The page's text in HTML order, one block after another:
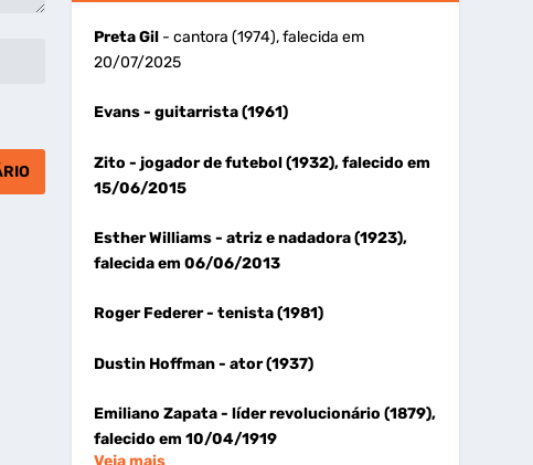
Preta Gil- cantora (1974), falecida em
20/07/2025
Evans- guitarrista (1961)
Zito - jogador de futebol (1932), falecido em
15/06/2015
Esther Williams- atriz e nadadora (1923),
falecida em 06/06/2013
Roger Federer- tenista (1981)
Dustin Hoffman- ator (1937)
Emiliano Zapata- líder revolucionário (1879),
falecido em 10/04/1919
Veja mais